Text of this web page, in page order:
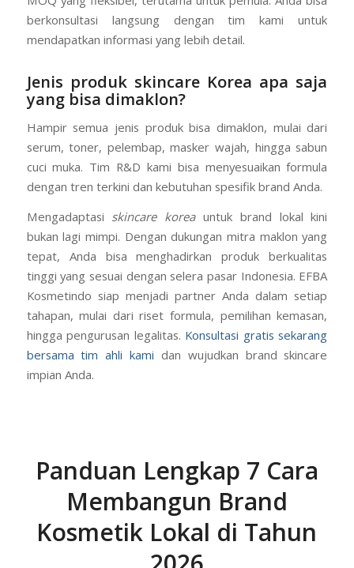
berkonsultasi langsung dengan tim kami untuk
mendapatkan informasi yang lebih detail.
Jenis produk skincare Korea apa saja
yang bisa dimaklon?
Hampir semua jenis produk bisa dimaklon, mulai dari
serum, toner, pelembap, masker wajah, hingga sabun
cuci muka. Tim R&D kami bisa menyesuaikan formula
dengan tren terkini dan kebutuhan spesifik brand Anda.
Mengadaptasi skincare koreauntuk brand lokal kini
bukan lagi mimpi. Dengan dukungan mitra maklon yang
tepat, Anda bisa menghadirkan produk berkualitas
tinggi yang sesuai dengan selera pasar Indonesia. EFBA
Kosmetindo siap menjadi partner Anda dalam setiap
tahapan, mulai dari riset formula, pemilihan kemasan,
hingga pengurusan legalitas. Konsultasi gratis sekarang
bersama tim ahli kami dan wujudkan brand skincare
impian Anda.
Panduan Lengkap 7 Cara
Membangun Brand
Kosmetik Lokal di Tahun